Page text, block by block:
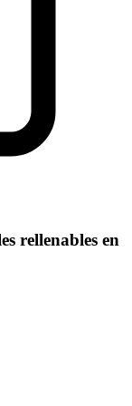
rellenables en